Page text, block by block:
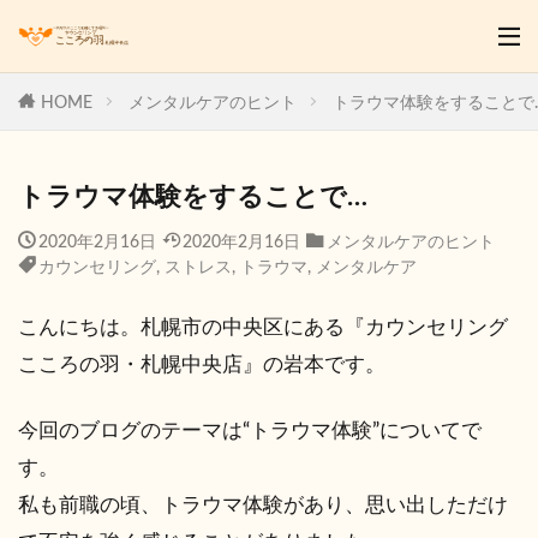
HOME メンタルケアのヒント トラウマ体験をすること
トラウマ体験をすることで…
2020年2月16日 2020年2月16日
メンタルケアのヒント
カウンセリング, ストレス , トラウマ, メンタルケア
こんにちは。札幌市の中央区にある『カウンセリング
こころの羽・札幌中央店』の岩本です。
今回のブログのテーマは“トラウマ体験”についてで
す。
私も前職の頃、トラウマ体験があり、思い出しただけ